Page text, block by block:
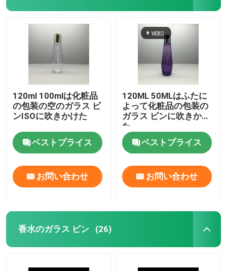
120ml 100mlは化粧品
の包装の空のガラス ビ
ンISOに吹きかけた
ベストプライス
お問い合わせ
120ML 50MLはふたに
よって化粧品の包装の
ガラス ビンに吹きかけ
た
ベストプライス
お問い合わせ
香水のガラス ビン (26)